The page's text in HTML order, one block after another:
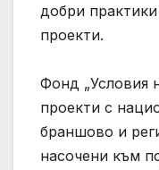
добри
проекти.
Фонд „Условия
проекти с
браншово и
насочени към